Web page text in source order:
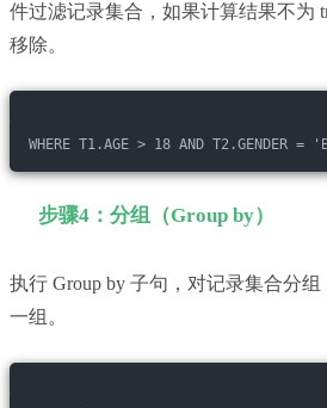
件过滤记录集合，如果计算结果不为
移除。
WHERE T1.AGE > 18 AND T2.GENDER =
步骤4：分组（Group by）
执行 Group by 子句，对记录集合分组
一组。